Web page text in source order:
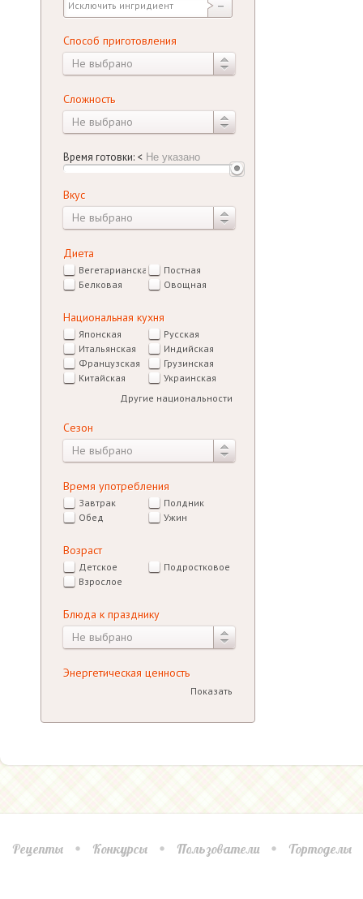
Не выбрано
Не выбрано
Не выбрано
Вегетарианская
Белковая
Овощная
Японская
Итальянская
Индийская
Французская
Грузинская
Китайская
Украинская
Другие национальности
Не выбрано
Завтрак
Полдник
Обед
Ужин
Детское
Взрослое
Не выбрано